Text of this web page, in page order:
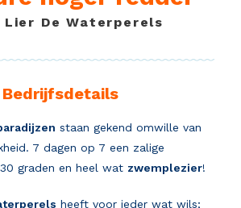
Lier De Waterperels
Bedrijfsdetails
staan gekend omwille van
7 dagen op 7 een zalige
graden en heel wat zwemplezier!
heeft voor ieder wat wils;